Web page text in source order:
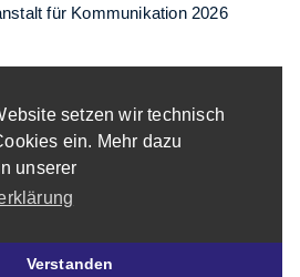
setzen wir technisch
ein. Mehr dazu
unserer
Verstanden
für Kommunikation 2026